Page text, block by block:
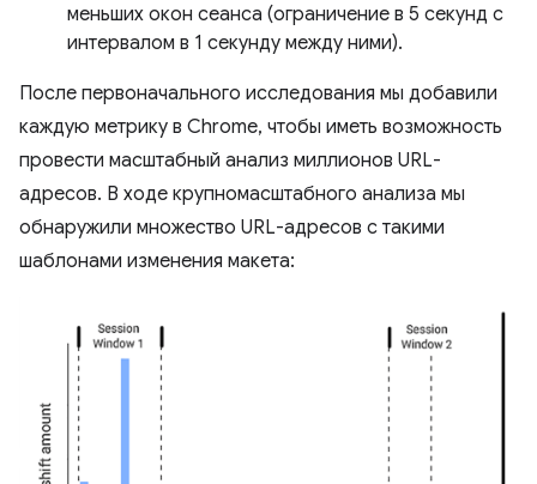
меньших окон сеанса (ограничение в 5 секунд с
интервалом в 1 секунду между ними).
После первоначального исследования мы добавили
каждую метрику в Chrome, чтобы иметь возможность
провести масштабный анализ миллионов URL-
адресов. В ходе крупномасштабного анализа мы
обнаружили множество URL-адресов с такими
шаблонами изменения макета: